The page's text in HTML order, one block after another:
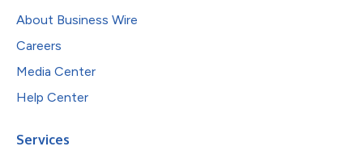
About Business Wire
Careers
Media Center
Help Center
Services